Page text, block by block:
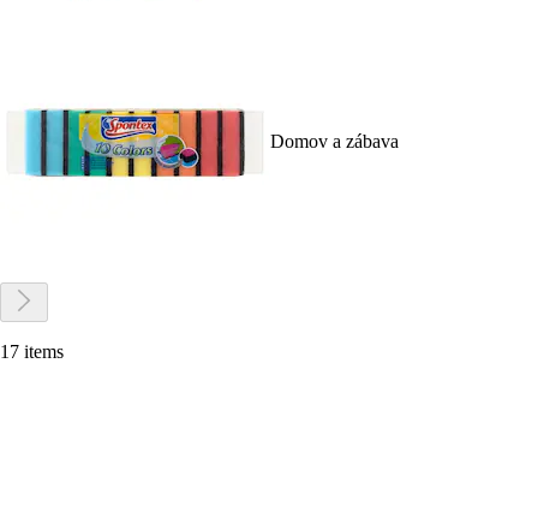
Domov a zábava
17 items